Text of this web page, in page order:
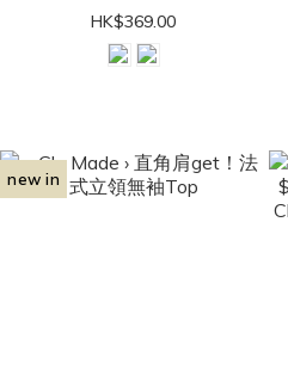
HK$369.00
new in